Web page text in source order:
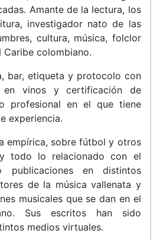
Amante de la lectura, los
investigador nato de las
cultura, música, folclor
colombiano.
bar, etiqueta y protocolo con
en vinos y certificación de
profesional en el que tiene
experiencia.
empírica, sobre fútbol y otros
todo lo relacionado con el
publicaciones en distintos
de la música vallenata y
musicales que se dan en el
Sus escritos han sido
medios virtuales.